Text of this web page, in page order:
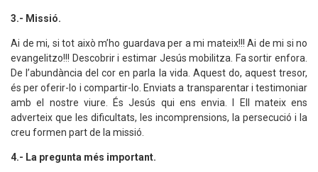
3.- Missió.
Ai de mi, si tot això m’ho guardava per a mi mateix!!! Ai de mi si no
evangelitzo!!! Descobrir i estimar Jesús mobilitza. Fa sortir enfora.
De l’abundància del cor en parla la vida. Aquest do, aquest tresor,
és per oferir-lo i compartir-lo. Enviats a transparentar i testimoniar
amb el nostre viure. És Jesús qui ens envia. I Ell mateix ens
adverteix que les dificultats, les incomprensions, la persecució i la
creu formen part de la missió.
4.- La pregunta més important.